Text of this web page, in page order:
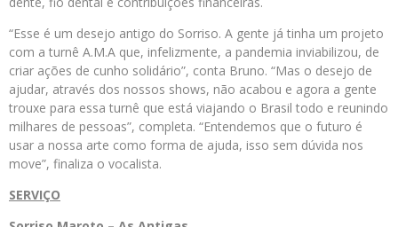
“Esse é um desejo antigo do Sorriso. A gente já tinha um projeto
com a turnê A.M.A que, infelizmente, a pandemia inviabilizou, de
criar ações de cunho solidário”, conta Bruno. “Mas o desejo de
ajudar, através dos nossos shows, não acabou e agora a gente
trouxe para essa turnê que está viajando o Brasil todo e reunindo
milhares de pessoas”, completa. “Entendemos que o futuro é
usar a nossa arte como forma de ajuda, isso sem dúvida nos
move”, finaliza o vocalista.
SERVIÇO